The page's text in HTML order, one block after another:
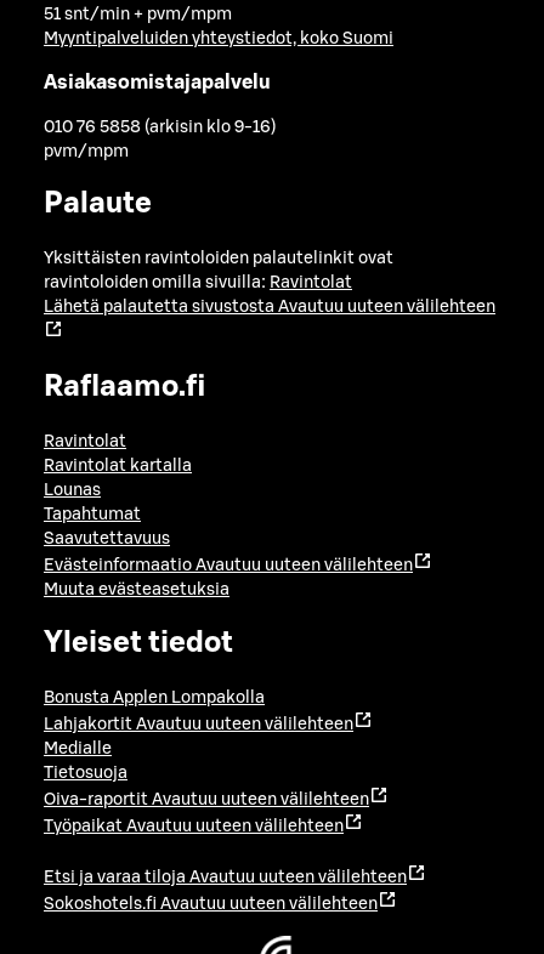
51 snt/min + pvm/mpm
Myyntipalveluiden yhteystiedot, koko Suomi
Asiakasomistajapalvelu
010 76 5858 (arkisin klo 9-16)
pvm/mpm
Palaute
Yksittäisten ravintoloiden palautelinkit ovat
ravintoloiden omilla sivuilla: Ravintolat
Lähetä palautetta sivustosta Avautuu uuteen välilehteen
Raflaamo.fi
Ravintolat
Ravintolat kartalla
Lounas
Tapahtumat
Saavutettavuus
Evästeinformaatio Avautuu uuteen välilehteen
Muuta evästeasetuksia
Yleiset tiedot
Bonusta Applen Lompakolla
Lahjakortit Avautuu uuteen välilehteen
Medialle
Tietosuoja
Oiva-raportit Avautuu uuteen välilehteen
Työpaikat Avautuu uuteen välilehteen
Etsi ja varaa tiloja Avautuu uuteen välilehteen
Sokoshotels.fi Avautuu uuteen välilehteen